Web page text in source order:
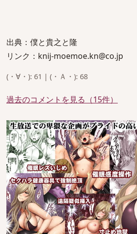
出典：僕と貴之と隆
リンク：knij-moemoe.kn@co.jp
(・∀・): 61 | (・Ａ・): 68
過去のコメントを見る（15件）